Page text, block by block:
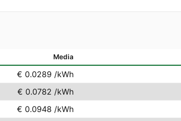
Media
€ 0.0289 /kWh
€ 0.0782 /kWh
€ 0.0948 /kWh